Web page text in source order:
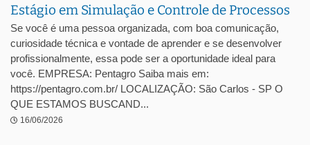
Estágio em Simulação e Controle de Processos
Se você é uma pessoa organizada, com boa comunicação,
curiosidade técnica e vontade de aprender e se desenvolver
profissionalmente, essa pode ser a oportunidade ideal para
você. EMPRESA: Pentagro Saiba mais em:
https://pentagro.com.br/ LOCALIZAÇÃO: São Carlos - SP O
QUE ESTAMOS BUSCAND...
16/06/2026